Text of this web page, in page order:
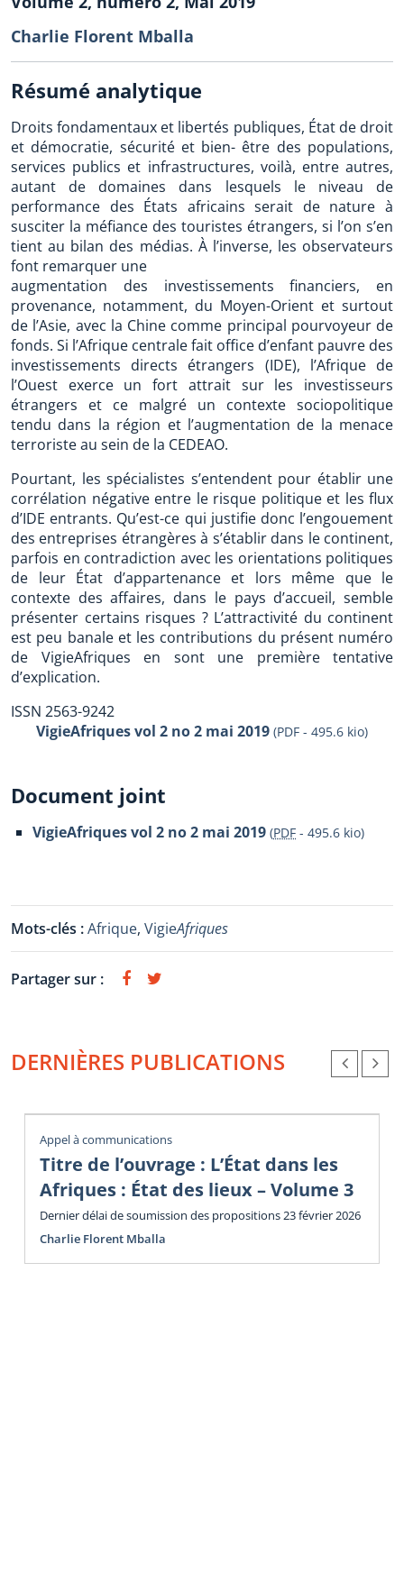
Charlie Florent Mballa
Résumé analytique
Droits fondamentaux et libertés publiques, État de droit
et démocratie, sécurité et bien- être des populations,
services publics et infrastructures, voilà, entre autres,
autant de domaines dans lesquels le niveau de
performance des États africains serait de nature à
susciter la méfiance des touristes étrangers, si l’on s’en
tient au bilan des médias. À l’inverse, les observateurs
font remarquer une
augmentation des investissements financiers, en
provenance, notamment, du Moyen-Orient et surtout
de l’Asie, avec la Chine comme principal pourvoyeur de
fonds. Si l’Afrique centrale fait office d’enfant pauvre des
investissements directs étrangers (IDE), l’Afrique de
l’Ouest exerce un fort attrait sur les investisseurs
étrangers et ce malgré un contexte sociopolitique
tendu dans la région et l’augmentation de la menace
terroriste au sein de la CEDEAO.
Pourtant, les spécialistes s’entendent pour établir une
corrélation négative entre le risque politique et les flux
d’IDE entrants. Qu’est-ce qui justifie donc l’engouement
des entreprises étrangères à s’établir dans le continent,
parfois en contradiction avec les orientations politiques
de leur État d’appartenance et lors même que le
contexte des affaires, dans le pays d’accueil, semble
présenter certains risques ? L’attractivité du continent
est peu banale et les contributions du présent numéro
de VigieAfriques en sont une première tentative
d’explication.
ISSN 2563-9242
VigieAfriques vol 2 no 2 mai 2019 (PDF - 495.6 kio)
Document joint
VigieAfriques vol 2 no 2 mai 2019 (PDF - 495.6 kio)
Mots-clés :Afrique, VigieAfriques
Partager sur :
DERNIÈRES PUBLICATIONS
Appel à communications
Titre de l’ouvrage : L’État dans les
Afriques : État des lieux – Volume 3
Dernier délai de soumission des propositions 23 février 2026
Charlie Florent Mballa